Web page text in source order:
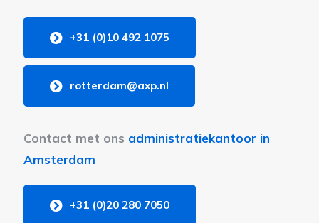
+31 (0)10 492 1075
rotterdam@axp.nl
Contact met ons administratiekantoor in
Amsterdam
+31 (0)20 280 7050